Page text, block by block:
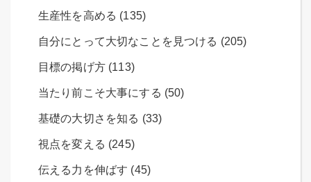
生産性を高める (135)
自分にとって大切なことを見つける (205)
目標の掲げ方 (113)
当たり前こそ大事にする (50)
基礎の大切さを知る (33)
視点を変える (245)
伝える力を伸ばす (45)